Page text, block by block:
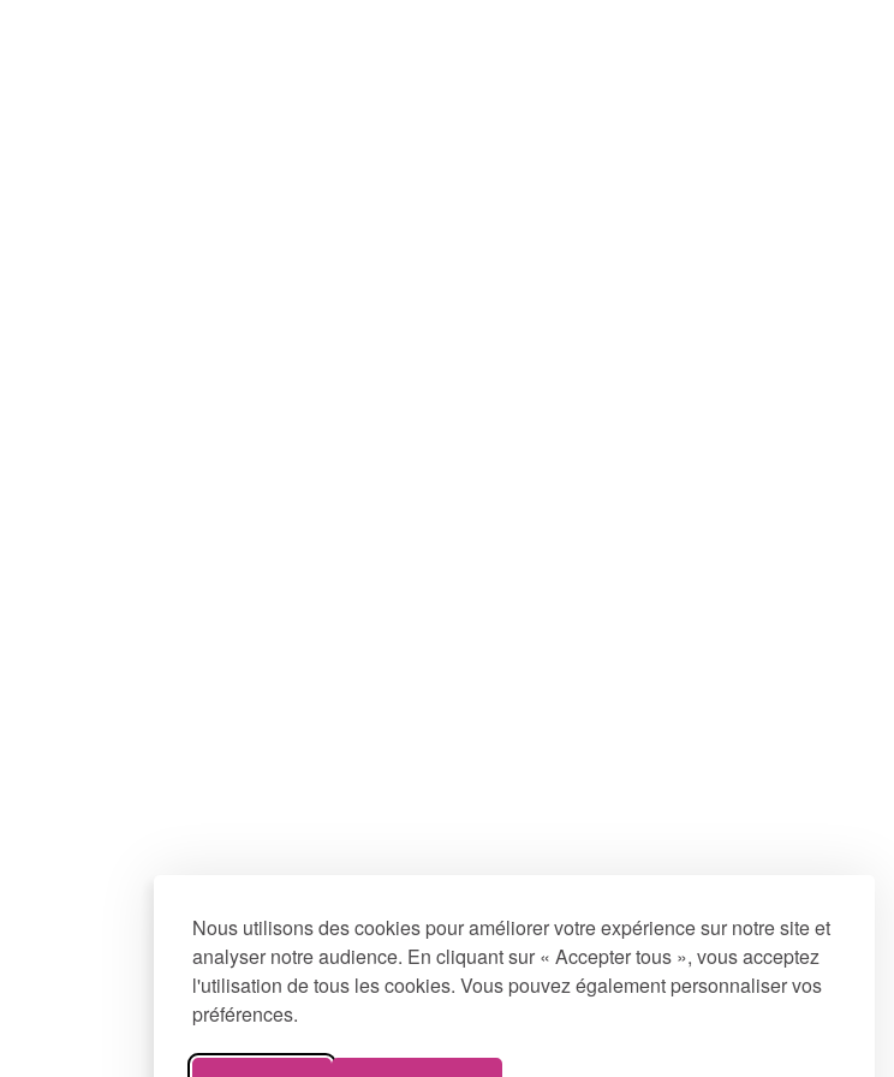
Nous utilisons des cookies pour améliorer votre expérience sur notre site et
analyser notre audience. En cliquant sur « Accepter tous », vous acceptez
l'utilisation de tous les cookies. Vous pouvez également personnaliser vos
préférences.